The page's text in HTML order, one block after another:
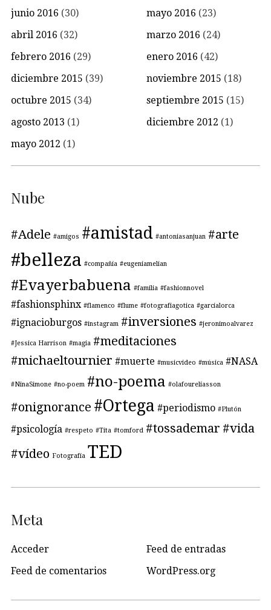
junio 2016 (30) mayo 2016 (23)
abril 2016 (32) marzo 2016 (24)
febrero 2016 (29) enero 2016 (42)
diciembre 2015 (39) noviembre 2015 (18)
octubre 2015 (34) septiembre 2015 (15)
agosto 2013 (1) diciembre 2012 (1)
mayo 2012 (1)
Nube
#Adele #amigos #amistad #antoniasanjuan #arte
#belleza #compañía #eugeniamelian
#Evayerbabuena #familia #fashionnovel
#fashionsphinx #flamenco #flume #fotografiagotica #garcialorca
#ignacioburgos #instagram #inversiones #jeronimoalvarez
#Jessica Harrison #magia #meditaciones
#michaeltournier #muerte #musicvideo #música #NASA
#NinaSimone #no-poem #no-poema #olafoureliasson
#onignorance #Ortega #periodismo #Plutón
#psicología #respeto #Tita #tomford #tossademar #vida
#vídeo Fotografía TED
Meta
Acceder
Feed de entradas
Feed de comentarios
WordPress.org